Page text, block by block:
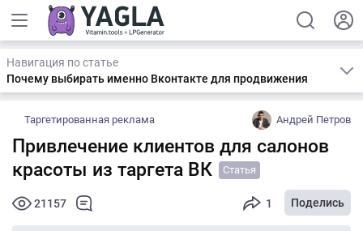
Навигация по статье
Почему выбирать именно Вконтакте для продвижения
Таргетированная реклама Андрей Петров
Привлечение клиентов для салонов
красоты из таргета ВК
Статья
21157 1 Поделись